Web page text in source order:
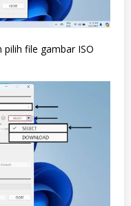
pilih file gambar ISO